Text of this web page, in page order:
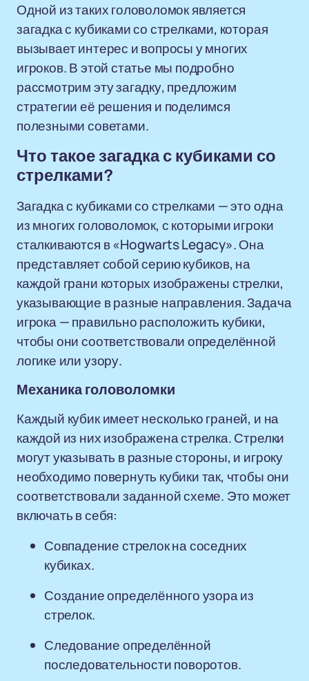
Одной из таких головоломок является
загадка с кубиками со стрелками, которая
вызывает интерес и вопросы у многих
игроков. В этой статье мы подробно
рассмотрим эту загадку, предложим
стратегии её решения и поделимся
полезными советами.
Что такое загадка с кубиками со
стрелками?
Загадка с кубиками со стрелками — это одна
из многих головоломок, с которыми игроки
сталкиваются в «Hogwarts Legacy». Она
представляет собой серию кубиков, на
каждой грани которых изображены стрелки,
указывающие в разные направления. Задача
игрока — правильно расположить кубики,
чтобы они соответствовали определённой
логике или узору.
Механика головоломки
Каждый кубик имеет несколько граней, и на
каждой из них изображена стрелка. Стрелки
могут указывать в разные стороны, и игроку
необходимо повернуть кубики так, чтобы они
соответствовали заданной схеме. Это может
включать в себя:
Совпадение стрелок на соседних
кубиках.
Создание определённого узора из
стрелок.
Следование определённой
последовательности поворотов.